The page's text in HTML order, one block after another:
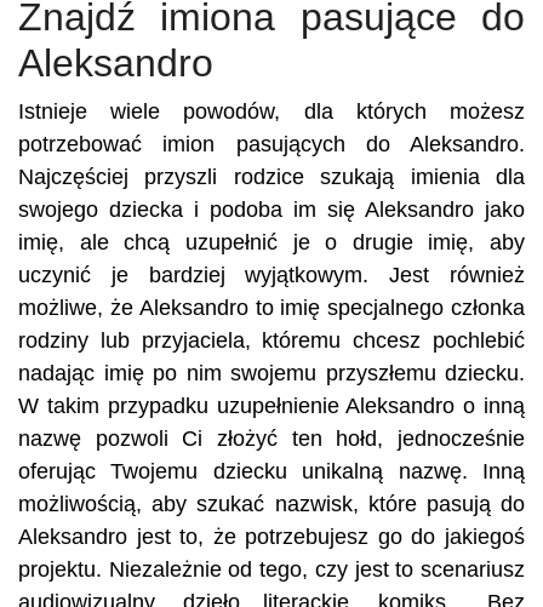
Znajdź imiona pasujące do
Aleksandro
Istnieje wiele powodów, dla których możesz
potrzebować imion pasujących do Aleksandro.
Najczęściej przyszli rodzice szukają imienia dla
swojego dziecka i podoba im się Aleksandro jako
imię, ale chcą uzupełnić je o drugie imię, aby
uczynić je bardziej wyjątkowym. Jest również
możliwe, że Aleksandro to imię specjalnego członka
rodziny lub przyjaciela, któremu chcesz pochlebić
nadając imię po nim swojemu przyszłemu dziecku.
W takim przypadku uzupełnienie Aleksandro o inną
nazwę pozwoli Ci złożyć ten hołd, jednocześnie
oferując Twojemu dziecku unikalną nazwę. Inną
możliwością, aby szukać nazwisk, które pasują do
Aleksandro jest to, że potrzebujesz go do jakiegoś
projektu. Niezależnie od tego, czy jest to scenariusz
audiowizualny, dzieło literackie, komiks... Bez